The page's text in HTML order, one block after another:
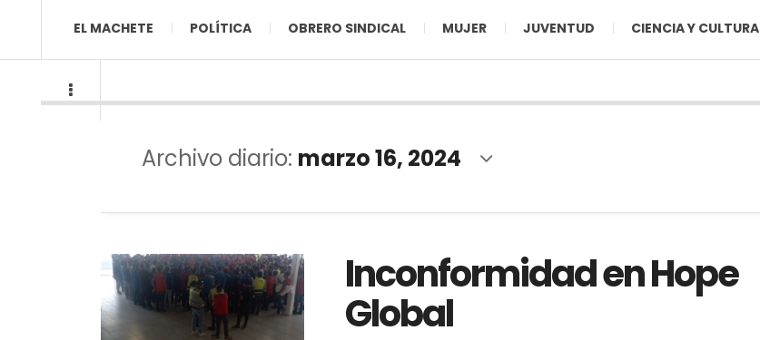
EL MACHETE POLÍTICA OBRERO SINDICAL MUJER JUVENTUD CIENCIA Y CULTURA
Archivo diario: marzo 16, 2024
Inconformidad en Hope
Global